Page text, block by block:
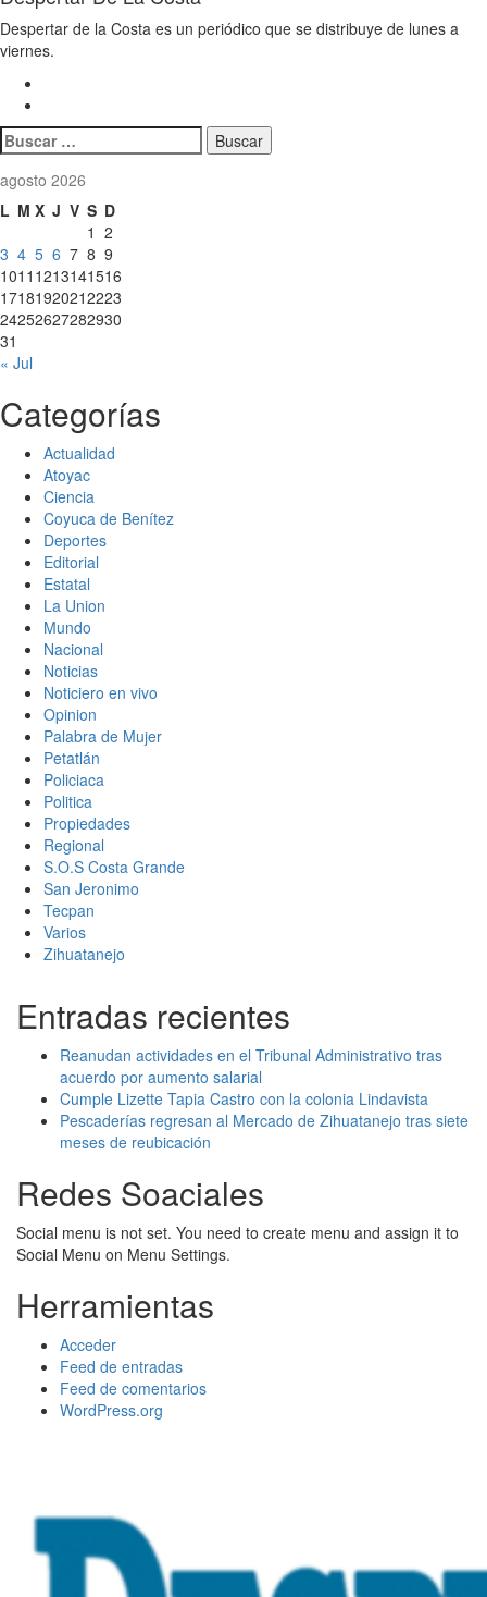
Despertar de la Costa es un periódico que se distribuye de lunes a
viernes.
Buscar:
agosto 2026
L M X J V S D
1 2
3 4 5 6 7 8 9
1011 1213141516
17181920212223
24252627282930
31
« Jul
Categorías
Actualidad
Atoyac
Ciencia
Coyuca de Benítez
Deportes
Editorial
Estatal
La Union
Mundo
Nacional
Noticias
Noticiero en vivo
Opinion
Palabra de Mujer
Petatlán
Policiaca
Politica
Propiedades
Regional
S.O.S Costa Grande
San Jeronimo
Tecpan
Varios
Zihuatanejo
Entradas recientes
Reanudan actividades en el Tribunal Administrativo tras
acuerdo por aumento salarial
Cumple Lizette Tapia Castro con la colonia Lindavista
Pescaderías regresan al Mercado de Zihuatanejo tras siete
meses de reubicación
Redes Soaciales
Social menu is not set. You need to create menu and assign it to
Social Menu on Menu Settings.
Herramientas
Acceder
Feed de entradas
Feed de comentarios
WordPress.org